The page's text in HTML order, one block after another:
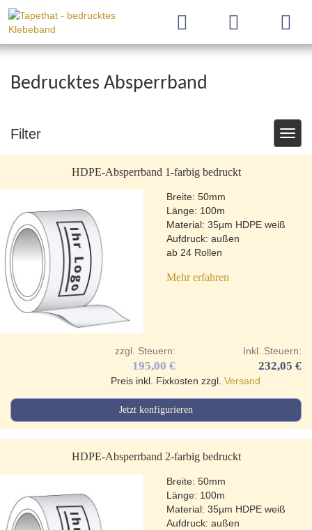
Bedrucktes Absperrband
Filter
HDPE-Absperrband 1-farbig bedruckt
Breite: 50mm
Länge: 100m
Material: 35µm HDPE weiß
Aufdruck: außen
ab 24 Rollen
Mehr erfahren
zzgl. Steuern:
195,00 €
Inkl. Steuern:
232,05 €
Preis inkl. Fixkosten zzgl. Versand
Jetzt konfigurieren
HDPE-Absperrband 2-farbig bedruckt
Breite: 50mm
Länge: 100m
Material: 35µm HDPE weiß
Aufdruck: außen